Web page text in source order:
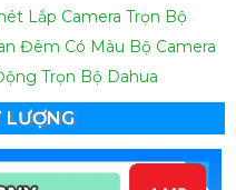
Lắp Camera Trọn Bộ
Đêm Có Màu Bộ Camera
Trọn Bộ Dahua
LƯỢNG